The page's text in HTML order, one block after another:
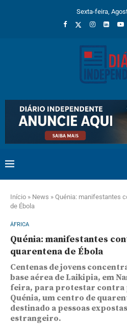
Sexta-feira,
Início » News » Quénia: manifestantes
de Ébola
ÁFRICA
Quénia: manifestantes
quarentena de Ébola
Centenas de jovens
base aérea de Laikipia, em
feira, para protestar contra
Quénia, um centro de
destinado a pessoas
estrangeiro.